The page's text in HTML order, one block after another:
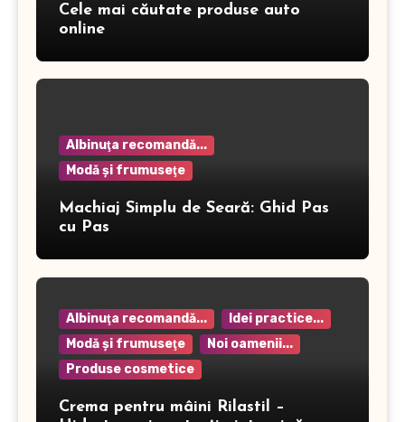
Cele mai căutate produse auto
online
Albinuţa recomandă...
Modă şi frumuseţe
Machiaj Simplu de Seară: Ghid Pas
cu Pas
Albinuţa recomandă...
Idei practice...
Modă şi frumuseţe
Noi oamenii...
Produse cosmetice
Crema pentru mâini Rilastil –